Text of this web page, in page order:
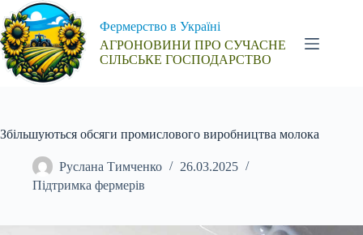
Перейти
до
вмісту
Фермерство в Україні
АГРОНОВИНИ ПРО СУЧАСНЕ
СІЛЬСЬКЕ ГОСПОДАРСТВО
Збільшуються обсяги промислового виробництва молока
Руслана Тимченко
26.03.2025
Підтримка фермерів